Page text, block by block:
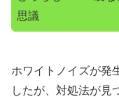
思議
ホワイトノイズが発
したが、対処法が見